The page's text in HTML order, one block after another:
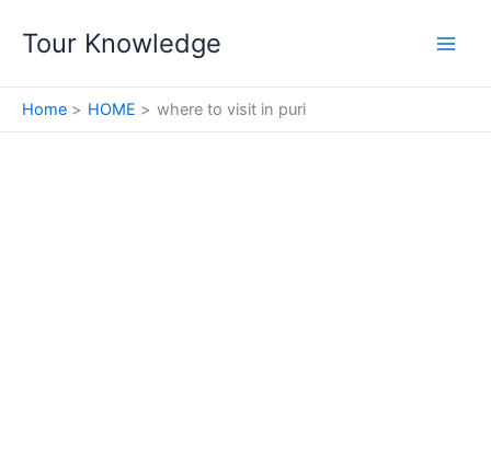
Tour Knowledge
Home HOME where to visit in puri